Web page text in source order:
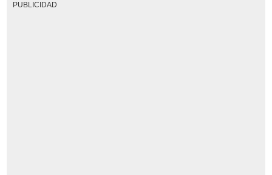
PUBLICIDAD